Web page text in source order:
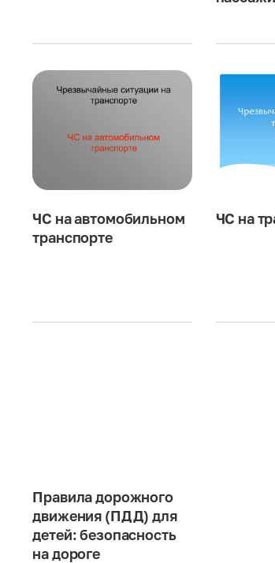
ЧС на автомобильном
транспорте
ЧС на
Правила дорожного
движения (ПДД) для
детей: безопасность
на дороге